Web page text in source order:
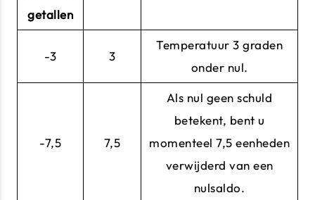
getallen
-3 3
Temperatuur 3 graden
onder nul.
-7,5 7,5
Als nul geen schuld
betekent, bent u
momenteel 7,5 eenheden
verwijderd van een
nulsaldo.